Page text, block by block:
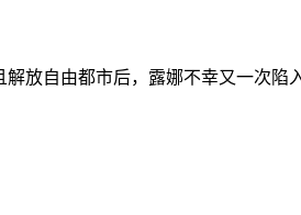
放自由都市后，露娜不幸又一次陷